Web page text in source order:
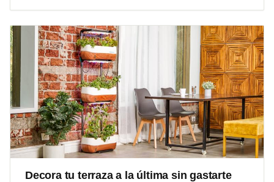
Decora tu terraza a la última sin gastarte